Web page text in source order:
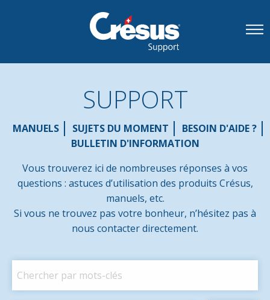
SUPPORT
MANUELS SUJETS DU MOMENT
BESOIN D'AIDE ?
BULLETIN D'INFORMATION
Vous trouverez ici de nombreuses réponses à vos
questions : astuces d’utilisation des produits Crésus,
manuels, etc.
Si vous ne trouvez pas votre bonheur, n’hésitez pas à
nous contacter directement.